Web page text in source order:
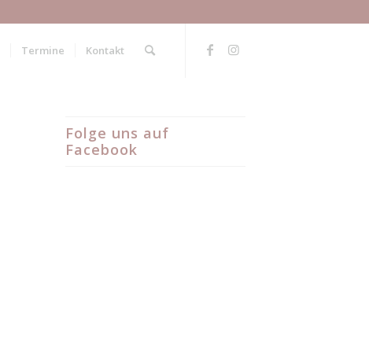
Termine Kontakt
Folge uns auf
Facebook